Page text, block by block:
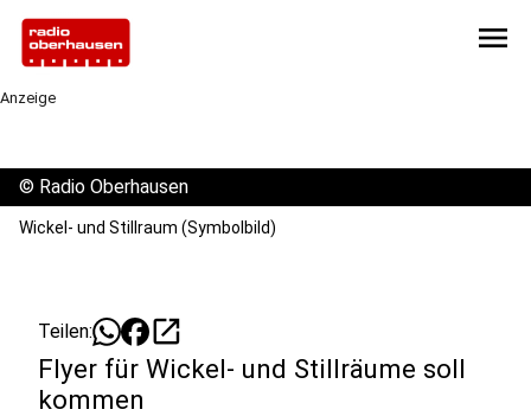
menu
Anzeige
© Radio Oberhausen
Wickel- und Stillraum (Symbolbild)
Teilen: open_in_new
Flyer für Wickel- und Stillräume soll
kommen